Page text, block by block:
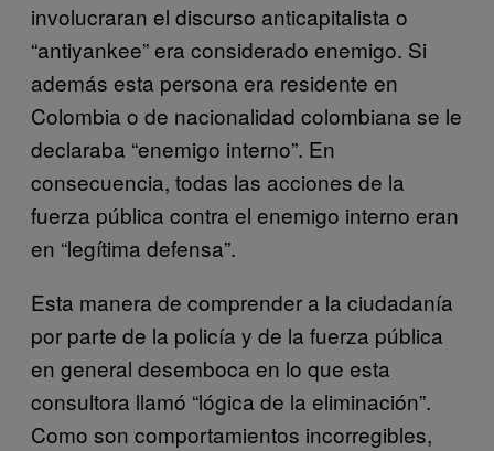
involucraran el discurso anticapitalista o
“antiyankee” era considerado enemigo. Si
además esta persona era residente en
Colombia o de nacionalidad colombiana se le
declaraba “enemigo interno”. En
consecuencia, todas las acciones de la
fuerza pública contra el enemigo interno eran
en “legítima defensa”.
Esta manera de comprender a la ciudadanía
por parte de la policía y de la fuerza pública
en general desemboca en lo que esta
consultora llamó “lógica de la eliminación”.
Como son comportamientos incorregibles,